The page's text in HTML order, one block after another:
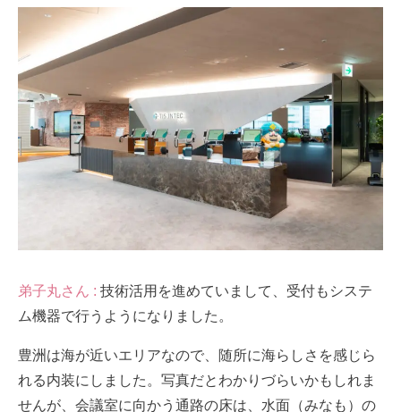
弟子丸さん : 技術活用を進めていまして、受付もシステ
ム機器で行うようになりました。
豊洲は海が近いエリアなので、随所に海らしさを感じら
れる内装にしました。写真だとわかりづらいかもしれま
せんが、会議室に向かう通路の床は、水面（みなも）の